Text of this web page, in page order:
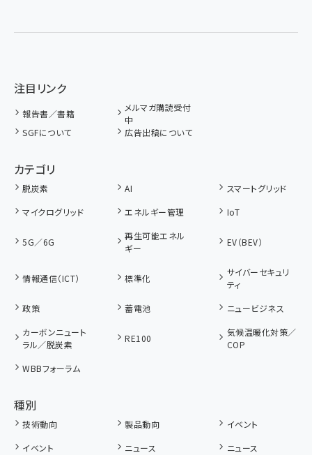
注目リンク
報告書／書籍
メルマガ購読受付
中
SGFについて
広告出稿について
カテゴリ
脱炭素 AI
スマートグリッド
マイクログリッド
エネルギー管理 IoT
5G／6G
再生可能エネル
ギー
EV（BEV）
情報通信（ICT） 標準化
サイバーセキュリ
ティ
政策
蓄電池
ニュービジネス
カーボンニュート
ラル／脱炭素
RE100
気候温暖化対策／
COP
WBBフォーラム
種別
技術動向 製品動向
イベント
イベント
ニュース
ニュース